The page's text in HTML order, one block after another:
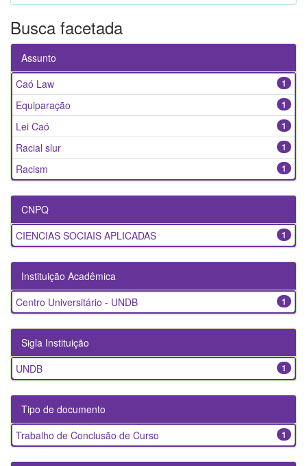
Busca facetada
Assunto
1
Caó Law
1
Equiparação
1
Lei Caó
1
Racial slur
1
Racism
CNPQ
1
CIENCIAS SOCIAIS APLICADAS
Instituição Acadêmica
1
Centro Universitário - UNDB
Sigla Instituição
1
UNDB
Tipo de documento
1
Trabalho de Conclusão de Curso